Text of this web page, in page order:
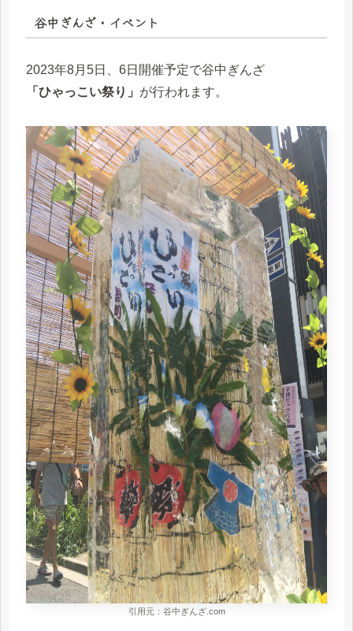
谷中ぎんざ・イベント
2023年8月5日、6日開催予定で谷中ぎんざ
「ひゃっこい祭り」 が行われます。
引用元：谷中ぎんざ.com